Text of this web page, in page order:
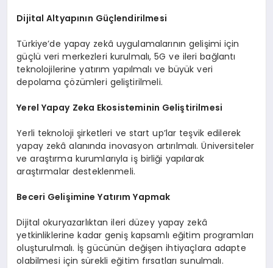
Dijital Altyapının Güçlendirilmesi
Türkiye’de yapay zekâ uygulamalarının gelişimi için
güçlü veri merkezleri kurulmalı, 5G ve ileri bağlantı
teknolojilerine yatırım yapılmalı ve büyük veri
depolama çözümleri geliştirilmeli.
Yerel Yapay Zeka Ekosisteminin Geliştirilmesi
Yerli teknoloji şirketleri ve start up’lar teşvik edilerek
yapay zekâ alanında inovasyon artırılmalı. Üniversiteler
ve araştırma kurumlarıyla iş birliği yapılarak
araştırmalar desteklenmeli.
Beceri Gelişimine Yatırım Yapmak
Dijital okuryazarlıktan ileri düzey yapay zekâ
yetkinliklerine kadar geniş kapsamlı eğitim programları
oluşturulmalı. İş gücünün değişen ihtiyaçlara adapte
olabilmesi için sürekli eğitim fırsatları sunulmalı.